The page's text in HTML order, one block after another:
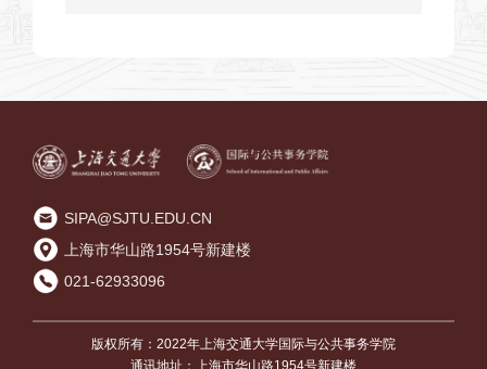
SIPA@SJTU.EDU.CN
上海市华山路1954号新建楼
021-62933096
版权所有：2022年上海交通大学国际与公共事务学院